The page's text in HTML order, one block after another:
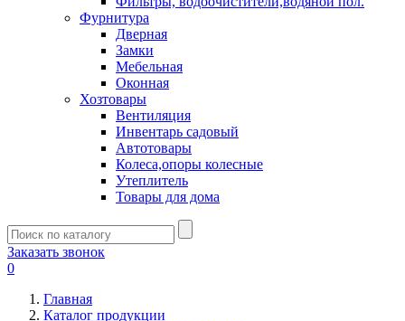
Фурнитура
Дверная
Замки
Мебельная
Оконная
Хозтовары
Вентиляция
Инвентарь садовый
Автотовары
Колеса,опоры колесные
Утеплитель
Товары для дома
Заказать звонок
0
Главная
Каталог продукции